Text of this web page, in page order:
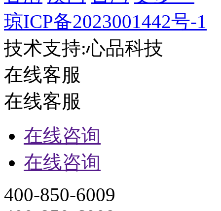
琼ICP备2023001442号-1
技术支持:心品科技
在线客服
在线客服
在线咨询
在线咨询
400-850-6009